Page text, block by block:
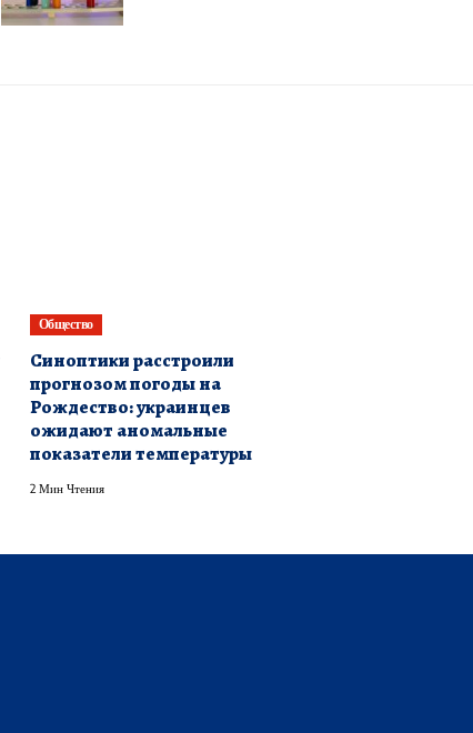
Общество
Синоптики расстроили
прогнозом погоды на
Рождество: украинцев
ожидают аномальные
показатели температуры
2 Мин Чтения